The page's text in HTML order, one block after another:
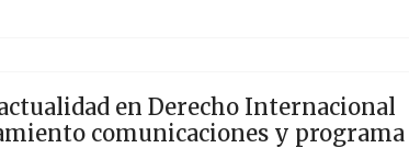
en Derecho Internacional
comunicaciones y programa